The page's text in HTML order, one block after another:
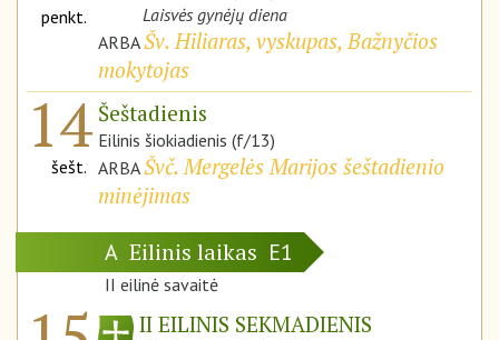
penkt.
Laisvės gynėjų diena
ARBAŠv. Hiliaras, vyskupas, Bažnyčios
mokytojas
14
šešt.
Šeštadienis
Eilinis šiokiadienis (f/13)
ARBAŠvč. Mergelės Marijos šeštadienio
minėjimas
A Eilinis laikas E1
II eilinė savaitė
II EILINIS SEKMADIENIS